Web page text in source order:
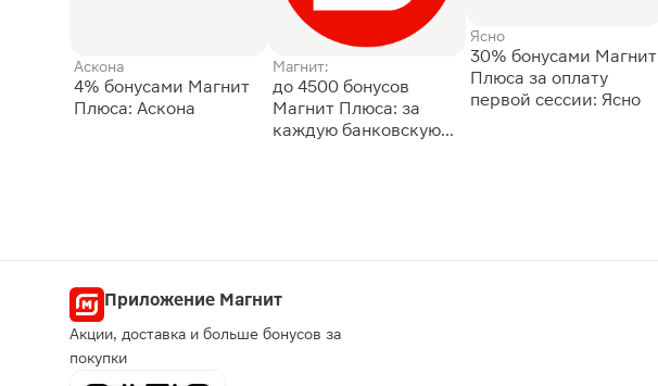
Аскона
4% бонусами Магнит
Плюса: Аскона
Магнит:
до 4500 бонусов
Магнит Плюса: за
каждую банковскую
Ясно
30% бонусами Магнит
Плюса за оплату
первой сессии: Ясно
Приложение Магнит
Акции, доставка и больше бонусов за
покупки